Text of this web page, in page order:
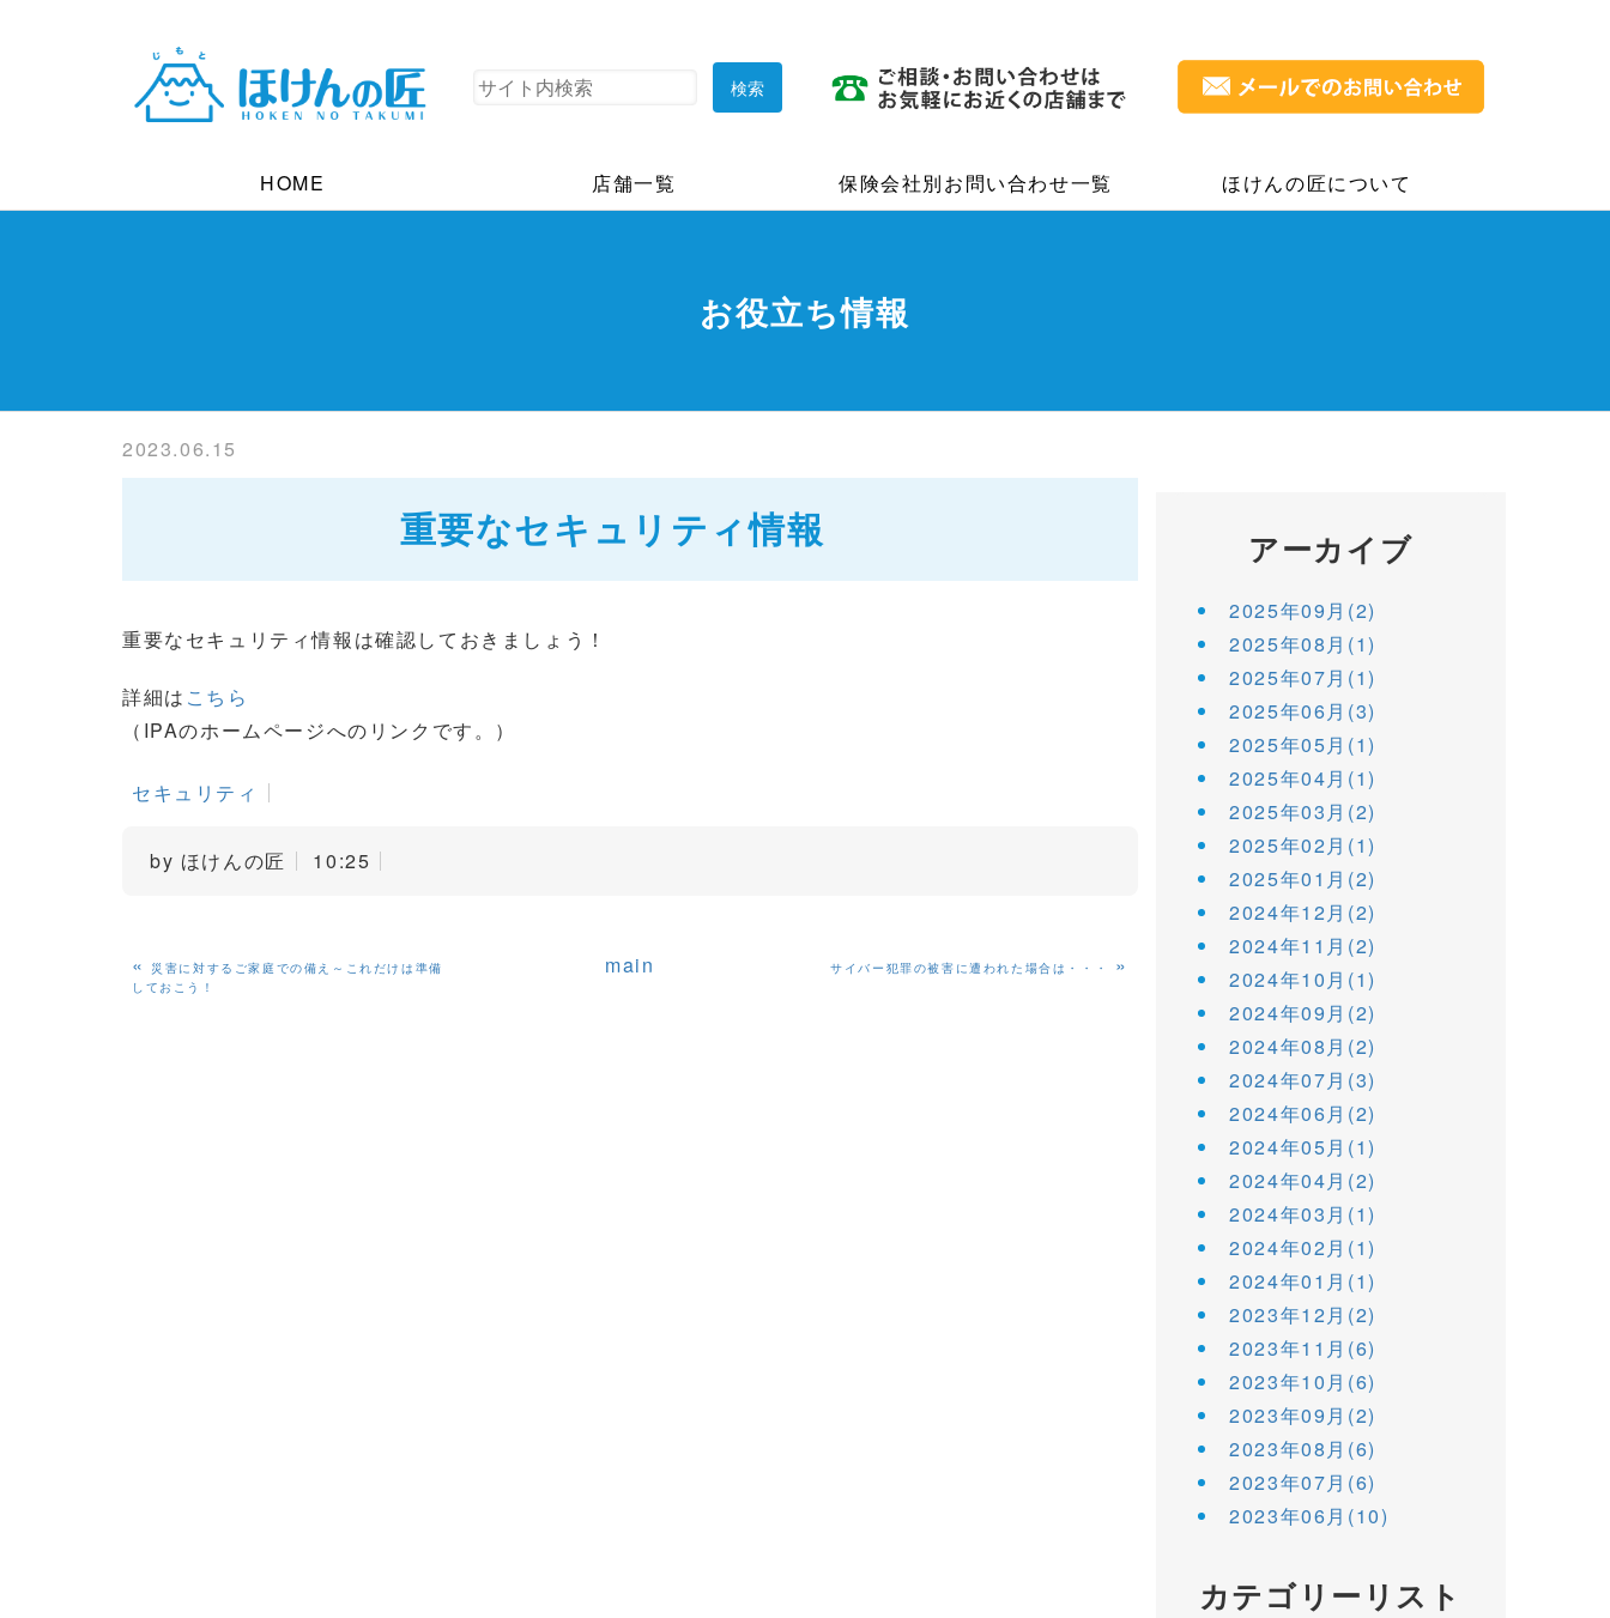
HOME 店舗一覧 保険会社別お問い合わせ一覧 ほけんの匠について
お役立ち情報
2023.06.15
重要なセキュリティ情報
重要なセキュリティ情報は確認しておきましょう！
詳細は こちら
（IPAのホームページへのリンクです。）
セキュリティ
by ほけんの匠 10:25
«
災害に対するご家庭での備え～これだけは準備
しておこう！
main サイバー犯罪の被害に遭われた場合は・・・ »
アーカイブ
2025年09月(2)
2025年08月(1)
2025年07月(1)
2025年06月(3)
2025年05月(1)
2025年04月(1)
2025年03月(2)
2025年02月(1)
2025年01月(2)
2024年12月(2)
2024年11月(2)
2024年10月(1)
2024年09月(2)
2024年08月(2)
2024年07月(3)
2024年06月(2)
2024年05月(1)
2024年04月(2)
2024年03月(1)
2024年02月(1)
2024年01月(1)
2023年12月(2)
2023年11月(6)
2023年10月(6)
2023年09月(2)
2023年08月(6)
2023年07月(6)
2023年06月(10)
カテゴリーリスト